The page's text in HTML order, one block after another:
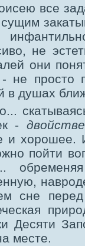
все
не
они
- не просто
в душах
-
и хорошее.
пойти
сне
Десяти
месте.